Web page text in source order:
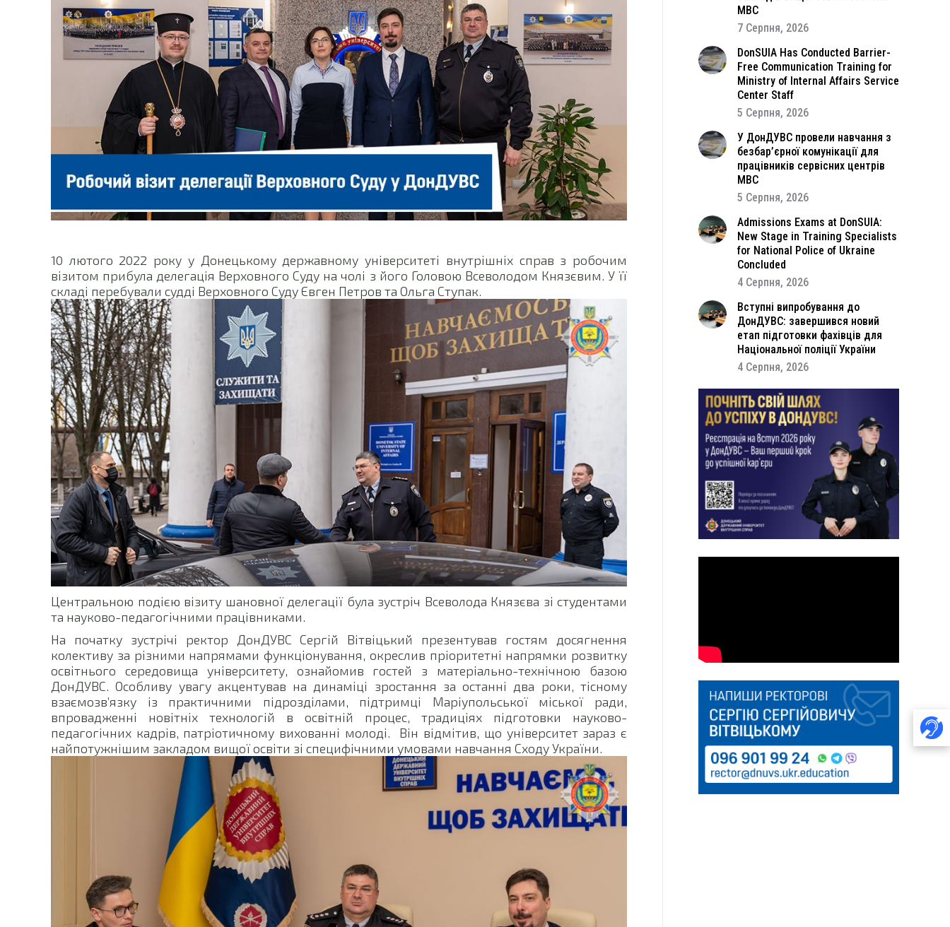
10 лютого 2022 року у Донецькому державному університеті внутрішніх справ з робочим
візитом прибула делегація Верховного Суду на чолі з його Головою Всеволодом Князєвим. У її
складі перебували судді Верховного Суду Євген Петров та Ольга Ступак.
Центральною подією візиту шановної делегації була зустріч Всеволода Князєва зі студентами
та науково-педагогічними працівниками.
На початку зустрічі ректор ДонДУВС Сергій Вітвіцький презентував гостям досягнення
колективу за різними напрямами функціонування, окреслив пріоритетні напрямки розвитку
освітнього середовища університету, ознайомив гостей з матеріально-технічною базою
ДонДУВС. Особливу увагу акцентував на динаміці зростання за останні два роки, тісному
взаємозв’язку із практичними підрозділами, підтримці Маріупольської міської ради,
впровадженні новітніх технологій в освітній процес, традиціях підготовки науково-
педагогічних кадрів, патріотичному вихованні молоді. Він відмітив, що університет зараз є
найпотужнішим закладом вищої освіти зі специфічними умовами навчання Сходу України.
МВС
7 Серпня, 2026
DonSUIA Has Conducted Barrier-
Free Communication Training for
Ministry of Internal Affairs Service
Center Staff
5 Серпня, 2026
У ДонДУВС провели навчання з
безбар’єрної комунікації для
працівників сервісних центрів
МВС
5 Серпня, 2026
Admissions Exams at DonSUIA:
New Stage in Training Specialists
for National Police of Ukraine
Concluded
4 Серпня, 2026
Вступні випробування до
ДонДУВС: завершився новий
етап підготовки фахівців для
Національної поліції України
4 Серпня, 2026